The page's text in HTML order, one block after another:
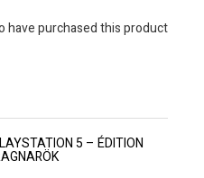
have purchased this product
5 – ÉDITION